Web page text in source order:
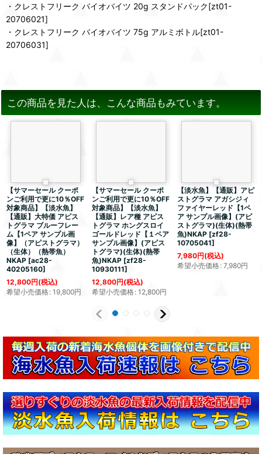
・クレストフリーク バイオバイツ 20g スタンドパック[zt01-
20706021]
・クレストフリーク バイオバイツ 75g アルミボトル[zt01-
20706031]
この商品を見た人は、こんな商品もみています。
【サマーセール クーポ
ンご利用で更に10％OFF
対象商品】【淡水魚】
【通販】大特価 アピス
トグラマ ブルーフレー
ム【1ペア サンプル画
像】（アピストグラマ）
（生体）（熱帯魚）
NKAP [ac28-
40205160]
12,800円(税込)
希望小売価格: 19,800円
【サマーセール クーポ
ンご利用で更に10％OFF
対象商品】【淡水魚】
【通販】レア種 アピス
トグラマ ホングスロイ
ゴールドレッド【１ペア
サンプル画像】(アピス
トグラマ)(生体)(熱帯
魚)NKAP [zf28-
10930111]
12,800円(税込)
希望小売価格: 12,800円
【淡水魚】【通販】アピ
ストグラマ アガシジィ
ファイヤーレッド【1ペ
ア サンプル画像】(アピ
ストグラマ)(生体)(熱帯
魚)NKAP [zf28-
10705041]
7,980円(税込)
希望小売価格: 7,980円